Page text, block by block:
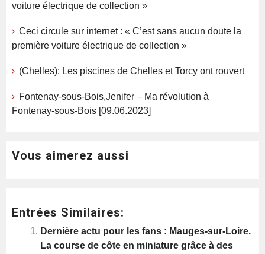
voiture électrique de collection »
Ceci circule sur internet : « C’est sans aucun doute la
première voiture électrique de collection »
(Chelles): Les piscines de Chelles et Torcy ont rouvert
Fontenay-sous-Bois,Jenifer – Ma révolution à
Fontenay-sous-Bois [09.06.2023]
Vous aimerez aussi
Entrées Similaires:
Dernière actu pour les fans : Mauges-sur-Loire.
La course de côte en miniature grâce à des